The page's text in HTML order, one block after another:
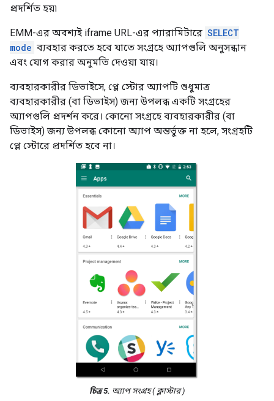
প্রদর্শিত হয়৷
EMM-এর অবশ্যই iframe URL-এর প্যারামিটারে SELECT
mode ব্যবহার করতে হবে যাতে সংগ্রহে অ্যাপগুলি অনুসন্ধান
এবং যোগ করার অনুমতি দেওয়া যায়।
ব্যবহারকারীর ডিভাইসে, প্লে স্টোর অ্যাপটি শুধুমাত্র
ব্যবহারকারীর (বা ডিভাইস) জন্য উপলব্ধ একটি সংগ্রহের
অ্যাপগুলি প্রদর্শন করে। কোনো সংগ্রহে ব্যবহারকারীর (বা
ডিভাইস) জন্য উপলব্ধ কোনো অ্যাপ অন্তর্ভুক্ত না হলে, সংগ্রহটি
প্লে স্টোরে প্রদর্শিত হবে না।
চিত্র 5. অ্যাপ সংগ্রহ ( ক্লাস্টার)